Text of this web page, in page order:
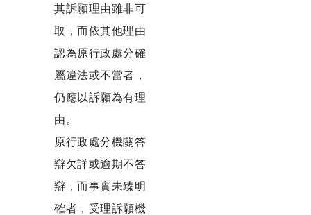
其訴願理由雖非可
取，而依其他理由
認為原行政處分確
屬違法或不當者，
仍應以訴願為有理
由。
原行政處分機關答
辯欠詳或逾期不答
辯，而事實未臻明
確者，受理訴願機